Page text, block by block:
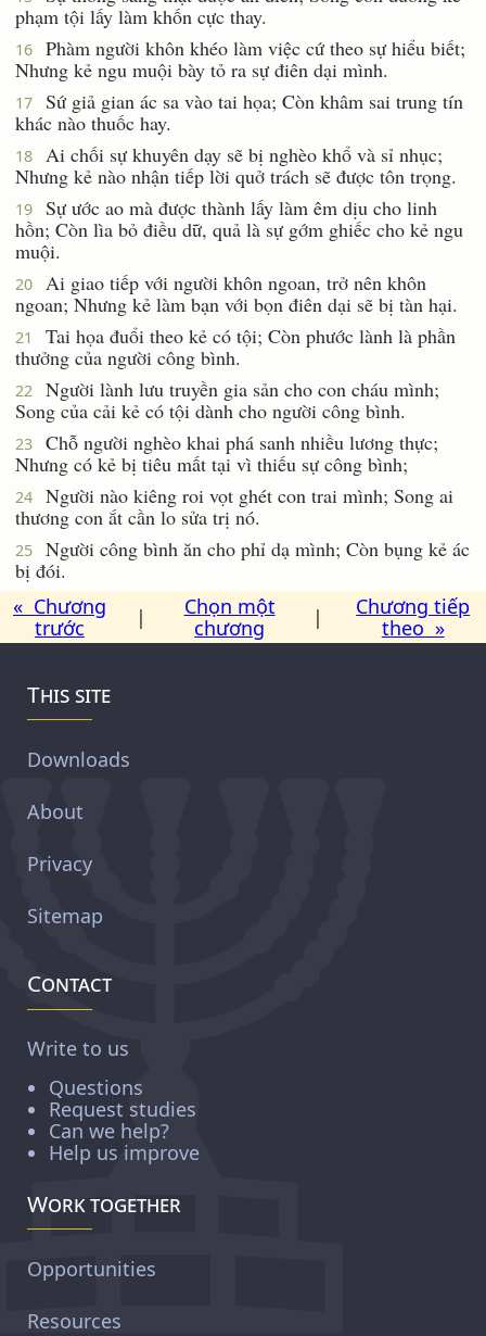
phạm tội lấy làm khốn cực thay.
16
Phàm người khôn khéo làm việc cứ theo sự hiểu biết;
Nhưng kẻ ngu muội bày tỏ ra sự điên dại mình.
17
Sứ giả gian ác sa vào tai họa; Còn khâm sai trung tín
khác nào thuốc hay.
18
Ai chối sự khuyên dạy sẽ bị nghèo khổ và sỉ nhục;
Nhưng kẻ nào nhận tiếp lời quở trách sẽ được tôn trọng.
19
Sự ước ao mà được thành lấy làm êm dịu cho linh
hồn; Còn lìa bỏ điều dữ, quả là sự gớm ghiếc cho kẻ ngu
muội.
20
Ai giao tiếp với người khôn ngoan, trở nên khôn
ngoan; Nhưng kẻ làm bạn với bọn điên dại sẽ bị tàn hại.
21
Tai họa đuổi theo kẻ có tội; Còn phước lành là phần
thưởng của người công bình.
22
Người lành lưu truyền gia sản cho con cháu mình;
Song của cải kẻ có tội dành cho người công bình.
23
Chỗ người nghèo khai phá sanh nhiều lương thực;
Nhưng có kẻ bị tiêu mất tại vì thiếu sự công bình;
24
Người nào kiêng roi vọt ghét con trai mình; Song ai
thương con ắt cần lo sửa trị nó.
25
Người công bình ăn cho phỉ dạ mình; Còn bụng kẻ ác
bị đói.
« Chương
trước
|
Chọn một
chương
|
Chương tiếp
theo »
This site
Downloads
About
Privacy
Sitemap
Contact
Write to us
Questions
Request studies
Can we help?
Help us improve
Work together
Opportunities
Resources